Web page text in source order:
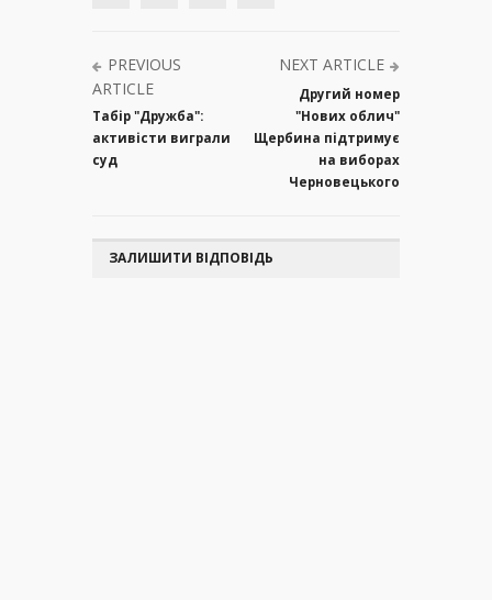
PREVIOUS
ARTICLE
Табір "Дружба":
активісти виграли
суд
NEXT ARTICLE
Другий номер
"Нових облич"
Щербина підтримує
на виборах
Черновецького
ЗАЛИШИТИ ВІДПОВІДЬ